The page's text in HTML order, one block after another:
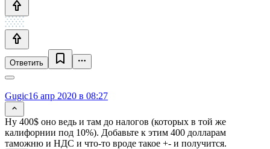
Ответить
Gugic16 апр 2020 в 08:27
Ну 400$ оно ведь и там до налогов (которых в той же
калифорнии под 10%). Добавьте к этим 400 долларам
таможню и НДС и что-то вроде такое +- и получится.